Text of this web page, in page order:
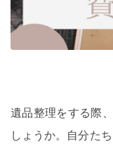
遺品整理をする際
しょうか。自分た